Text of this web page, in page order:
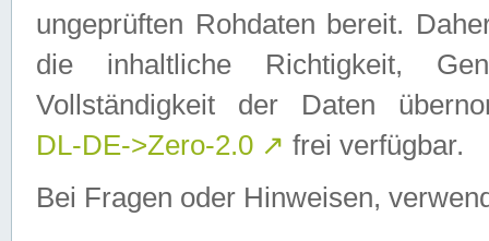
ungeprüften Rohdaten bereit.
die inhaltliche Richtigkeit,
Vollständigkeit der Daten
DL-DE->Zero-2.0 ↗ frei verfügbar.
Bei Fragen oder Hinweisen,